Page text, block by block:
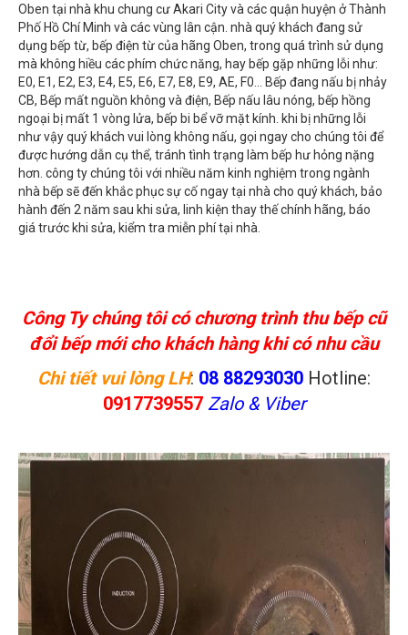
Oben tại nhà khu chung cư Akari City và các quận huyện ở Thành
Phố Hồ Chí Minh và các vùng lân cận. nhà quý khách đang sử
dụng bếp từ, bếp điện từ của hãng Oben, trong quá trình sử dụng
mà không hiều các phím chức năng, hay bếp gặp những lỗi như:
E0, E1, E2, E3, E4, E5, E6, E7, E8, E9, AE, F0... Bếp đang nấu bị nhảy
CB, Bếp mất nguồn không và điện, Bếp nấu lâu nóng, bếp hồng
ngoại bị mất 1 vòng lửa, bếp bi bể vỡ mặt kính. khi bị những lỗi
như vậy quý khách vui lòng không nấu, gọi ngay cho chúng tôi để
được hướng dẫn cụ thể, tránh tình trạng làm bếp hư hỏng nặng
hơn. công ty chúng tôi với nhiều năm kinh nghiệm trong ngành
nhà bếp sẽ đến khắc phục sự cố ngay tại nhà cho quý khách, bảo
hành đến 2 năm sau khi sửa, linh kiện thay thế chính hãng, báo
giá trước khi sửa, kiểm tra miễn phí tại nhà.
Công Ty chúng tôi có chương trình thu bếp cũ
đổi bếp mới cho khách hàng khi có nhu cầu
Chi tiết vui lòng LH: 08 88293030 Hotline:
0917739557 Zalo & Viber